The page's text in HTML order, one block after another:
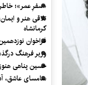
«سفرِ عمر»؛
تلاقی هنر و
کرمانشاه
فراخوان
وزیر فرهنگ
حسین پناهی
سامسای عاشق،